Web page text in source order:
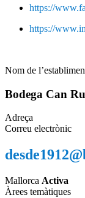
https://
https://
Nom de
Bodega Can
Adreça
Correu electrònic
Mallorca Activa
Àrees temàtiques